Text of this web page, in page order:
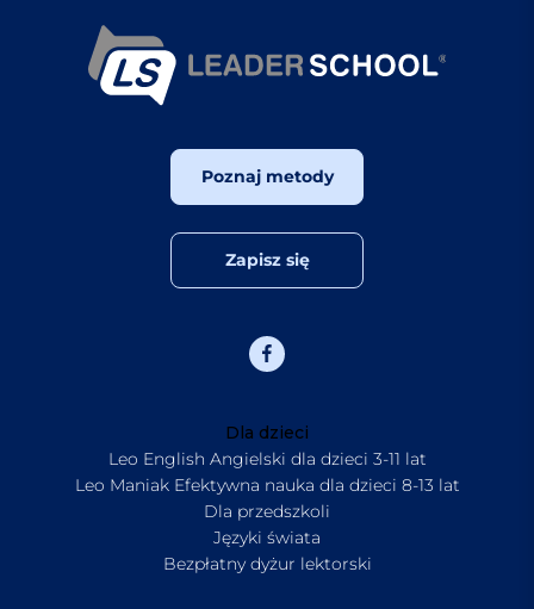
Poznaj metody
Zapisz się
Dla dzieci
Leo English Angielski dla dzieci 3-11 lat
Leo Maniak Efektywna nauka dla dzieci 8-13 lat
Dla przedszkoli
Języki świata
Bezpłatny dyżur lektorski